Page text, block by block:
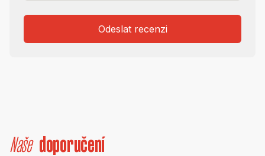
Odeslat recenzi
Naše doporučení